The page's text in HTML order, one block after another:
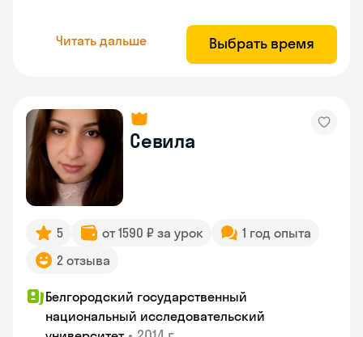
Читать дальше Выбрать время
Севила
5 от 1590 ₽ за урок
1 год опыта
2 отзыва
Белгородский государственный
национальный исследовательский